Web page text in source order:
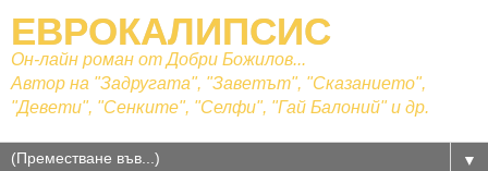
ЕВРОКАЛИПСИС
Он-лайн роман от Добри Божилов...
Автор на "Задругата", "Заветът", "Сказанието",
"Девети", "Сенките", "Селфи", "Гай Балоний" и др.
▼